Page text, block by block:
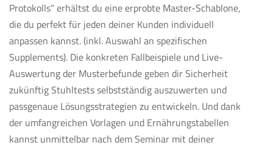
Protokolls“ erhältst du eine erprobte Master-Schablone,
die du perfekt für jeden deiner Kunden individuell
anpassen kannst. (inkl. Auswahl an spezifischen
Supplements). Die konkreten Fallbeispiele und Live-
Auswertung der Musterbefunde geben dir Sicherheit
zukünftig Stuhltests selbstständig auszuwerten und
passgenaue Lösungsstrategien zu entwickeln. Und dank
der umfangreichen Vorlagen und Ernährungstabellen
kannst unmittelbar nach dem Seminar mit deiner